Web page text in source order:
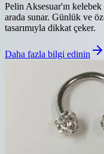
Pelin Aksesuar'ın
arada sunar. Günlük ve
tasarımıyla dikkat çeker.
Daha fazla bilgi edinin